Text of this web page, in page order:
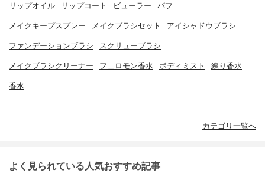
リップオイル リップコート ビューラー パフ
メイクキープスプレー メイクブラシセット アイシャドウブラシ
ファンデーションブラシ スクリューブラシ
メイクブラシクリーナー フェロモン香水 ボディミスト 練り香水
香水
カテゴリ一覧へ
よく見られている人気おすすめ記事